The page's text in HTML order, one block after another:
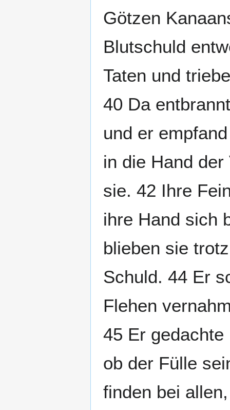
Götzen
Blutschuld
Taten und
40 Da
und er
in die Hand
sie. 42 Ihre
ihre Hand sich
blieben sie
Schuld. 44 Er
Flehen
45 Er
ob der Fülle
finden bei